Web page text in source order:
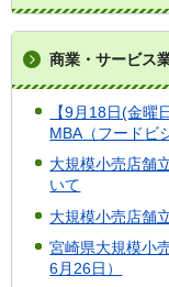
商業・サービス
【9月18日(金曜
MBA（フードビ
大規模小売店舗
いて
大規模小売店舗
宮崎県大規模小
6月26日）